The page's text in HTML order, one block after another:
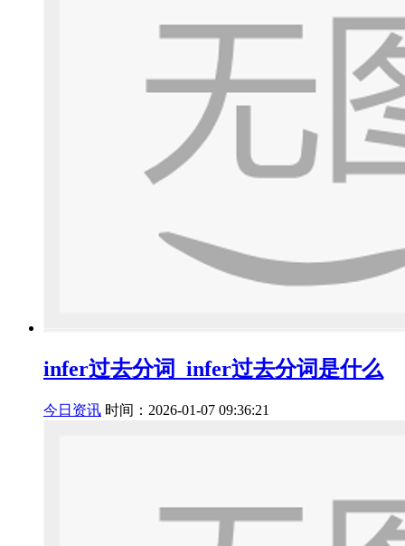
infer过去分词_infer过去分词是什么
今日资讯 时间：2026-01-07 09:36:21